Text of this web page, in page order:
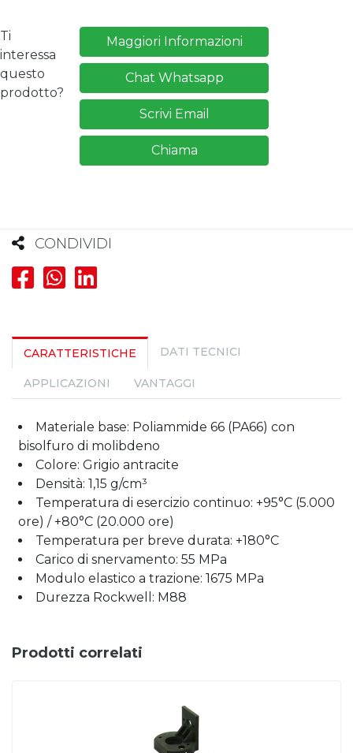
Ti
interessa
questo
prodotto?
Maggiori Informazioni
Chat Whatsapp
Scrivi Email
Chiama
CONDIVIDI
CARATTERISTICHE DATI TECNICI
APPLICAZIONI VANTAGGI
Materiale base: Poliammide 66 (PA66) con
bisolfuro di molibdeno
Colore: Grigio antracite
Densità: 1,15 g/cm³
Temperatura di esercizio continuo: +95°C (5.000
ore) / +80°C (20.000 ore)
Temperatura per breve durata: +180°C
Carico di snervamento: 55 MPa
Modulo elastico a trazione: 1675 MPa
Durezza Rockwell: M88
Prodotti correlati